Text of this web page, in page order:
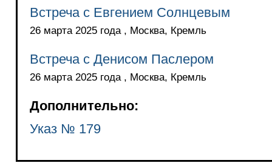
Встреча с Евгением Солнцевым
26 марта 2025 года , Москва, Кремль
Встреча с Денисом Паслером
26 марта 2025 года , Москва, Кремль
Дополнительно:
Указ № 179